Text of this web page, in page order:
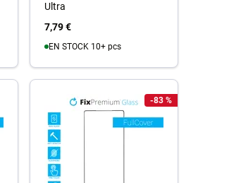
Ultra
7,79 €
EN STOCK 10+ pcs
-83 %